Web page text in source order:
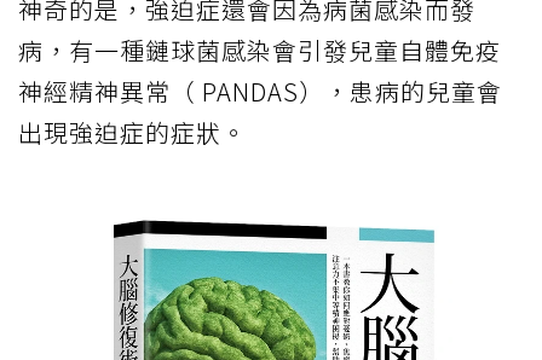
神奇的是，強迫症還會因為病菌感染而發
病，有一種鏈球菌感染會引發兒童自體免疫
神經精神異常（ PANDAS），患病的兒童會
出現強迫症的症狀。